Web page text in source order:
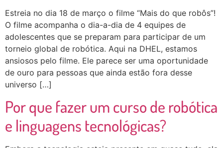
Estreia no dia 18 de março o filme “Mais do que robôs”!
O filme acompanha o dia-a-dia de 4 equipes de
adolescentes que se preparam para participar de um
torneio global de robótica. Aqui na DHEL, estamos
ansiosos pelo filme. Ele parece ser uma oportunidade
de ouro para pessoas que ainda estão fora desse
universo […]
Por que fazer um curso de robótica
e linguagens tecnológicas?